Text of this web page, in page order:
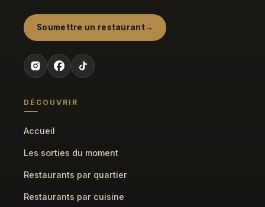
Soumettre un restaurant
DÉCOUVRIR
Accueil
Les sorties du moment
Restaurants par quartier
Restaurants par cuisine